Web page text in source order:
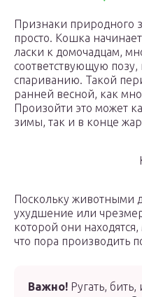
Признаки природного
просто. Кошка
ласки к домочадцам,
соответствующую
спариванию. Такой
ранней весной, как
Произойти это может
зимы, так и в конце
Поскольку животными
ухудшение или
которой они
что пора производить
Важно! Ругать,